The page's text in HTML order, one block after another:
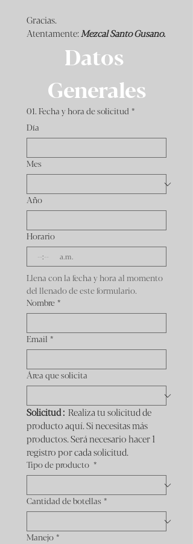
Gracias.
Atentamente: Mezcal Santo Gusano.
Datos
Generales
01. Fecha y hora de solicitud *
Día
Mes
Año
Horario
: a.m.
Llena con la fecha y hora al momento
del llenado de este formulario.
Nombre *
Email *
Área que solicita
Solicitud : Realiza tu solicitud de
producto aquí. Si necesitas más
productos. Será necesario hacer 1
registro por cada solicitud.
Tipo de producto *
Cantidad de botellas *
Manejo *